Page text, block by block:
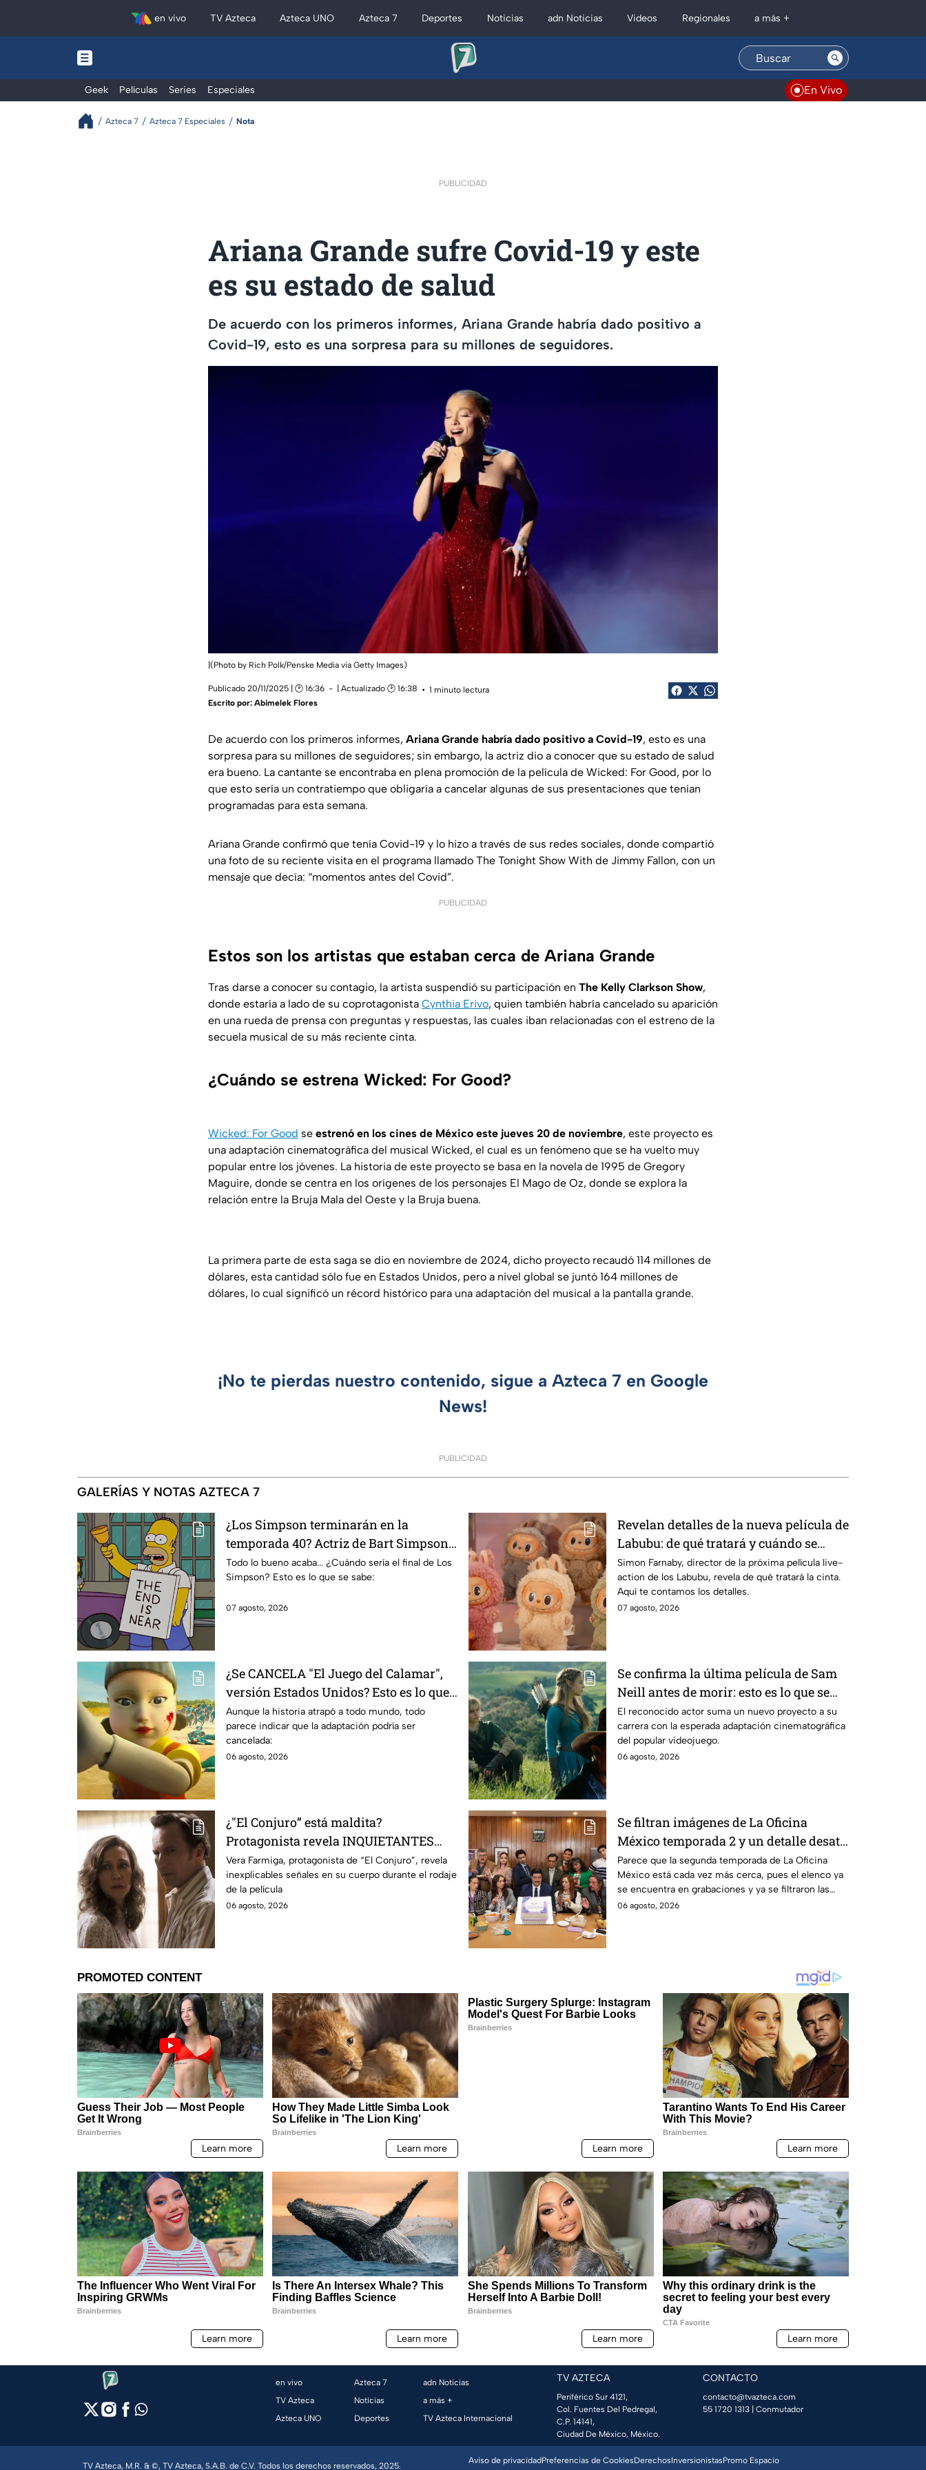
en vivo TV Azteca Azteca UNO Azteca 7 Deportes Noticias adn Noticias Videos Regionales a más +
Geek Películas Series Especiales En Vivo
Azteca 7 Azteca 7 Especiales Nota
PUBLICIDAD
Ariana Grande sufre Covid-19 y este
es su estado de salud
De acuerdo con los primeros informes, Ariana Grande habría dado positivo a
Covid-19, esto es una sorpresa para su millones de seguidores.
|(Photo by Rich Polk/Penske Media via Getty Images)
Publicado 20/11/2025 | 🕑 16:36 | Actualizado 🕑 16:38
1 minuto lectura
Escrito por: Abimelek Flores
De acuerdo con los primeros informes, Ariana Grande habría dado positivo a Covid-19, esto es una
sorpresa para su millones de seguidores; sin embargo, la actriz dio a conocer que su estado de salud
era bueno. La cantante se encontraba en plena promoción de la película de Wicked: For Good, por lo
que esto sería un contratiempo que obligaría a cancelar algunas de sus presentaciones que tenían
programadas para esta semana.
Ariana Grande confirmó que tenía Covid-19 y lo hizo a través de sus redes sociales, donde compartió
una foto de su reciente visita en el programa llamado The Tonight Show With de Jimmy Fallon, con un
mensaje que decía: “momentos antes del Covid”.
PUBLICIDAD
Estos son los artistas que estaban cerca de Ariana Grande
Tras darse a conocer su contagio, la artista suspendió su participación en The Kelly Clarkson Show,
donde estaría a lado de su coprotagonista Cynthia Erivo, quien también habría cancelado su aparición
en una rueda de prensa con preguntas y respuestas, las cuales iban relacionadas con el estreno de la
secuela musical de su más reciente cinta.
¿Cuándo se estrena Wicked: For Good?
Wicked: For Good se estrenó en los cines de México este jueves 20 de noviembre, este proyecto es
una adaptación cinematográfica del musical Wicked, el cual es un fenómeno que se ha vuelto muy
popular entre los jóvenes. La historia de este proyecto se basa en la novela de 1995 de Gregory
Maguire, donde se centra en los orígenes de los personajes El Mago de Oz, donde se explora la
relación entre la Bruja Mala del Oeste y la Bruja buena.
La primera parte de esta saga se dio en noviembre de 2024, dicho proyecto recaudó 114 millones de
dólares, esta cantidad sólo fue en Estados Unidos, pero a nivel global se juntó 164 millones de
dólares, lo cual significó un récord histórico para una adaptación del musical a la pantalla grande.
¡No te pierdas nuestro contenido, sigue a Azteca 7 en Google
News!
PUBLICIDAD
GALERÍAS Y NOTAS AZTECA 7
¿Los Simpson terminarán en la
temporada 40? Actriz de Bart Simpson
da IMPACTANTE declaración
Todo lo bueno acaba... ¿Cuándo sería el final de Los
Simpson? Esto es lo que se sabe:
07 agosto, 2026
Revelan detalles de la nueva película de
Labubu: de qué tratará y cuándo se
estrena
Simon Farnaby, director de la próxima película live-
action de los Labubu, revela de qué tratará la cinta.
Aquí te contamos los detalles.
07 agosto, 2026
¿Se CANCELA "El Juego del Calamar",
versión Estados Unidos? Esto es lo que
se sabe al momento
Aunque la historia atrapó a todo mundo, todo
parece indicar que la adaptación podría ser
cancelada:
06 agosto, 2026
Se confirma la última película de Sam
Neill antes de morir: esto es lo que se
sabe hasta ahora
El reconocido actor suma un nuevo proyecto a su
carrera con la esperada adaptación cinematográfica
del popular videojuego.
06 agosto, 2026
¿"El Conjuro” está maldita?
Protagonista revela INQUIETANTES
señales en su cuerpo durante la
grabación de la película
Vera Farmiga, protagonista de “El Conjuro”, revela
inexplicables señales en su cuerpo durante el rodaje
de la película
06 agosto, 2026
Se filtran imágenes de La Oficina
México temporada 2 y un detalle desata
teorías entre los fans
Parece que la segunda temporada de La Oficina
México está cada vez más cerca, pues el elenco ya
se encuentra en grabaciones y ya se filtraron las
primeras imágenes del set.
06 agosto, 2026
en vivo
TV Azteca
Azteca UNO
Azteca 7
Noticias
Deportes
adn Noticias
a más +
TV Azteca Internacional
TV AZTECA
Periférico Sur 4121,
Col. Fuentes Del Pedregal,
C.P. 14141,
Ciudad De México, México.
CONTACTO
contacto@tvazteca.com
55 1720 1313 | Conmutador
TV Azteca, M.R. & ©, TV Azteca, S.A.B. de C.V. Todos los derechos reservados, 2025.
Aviso de privacidadPreferencias de CookiesDerechosInversionistasPromo Espacio